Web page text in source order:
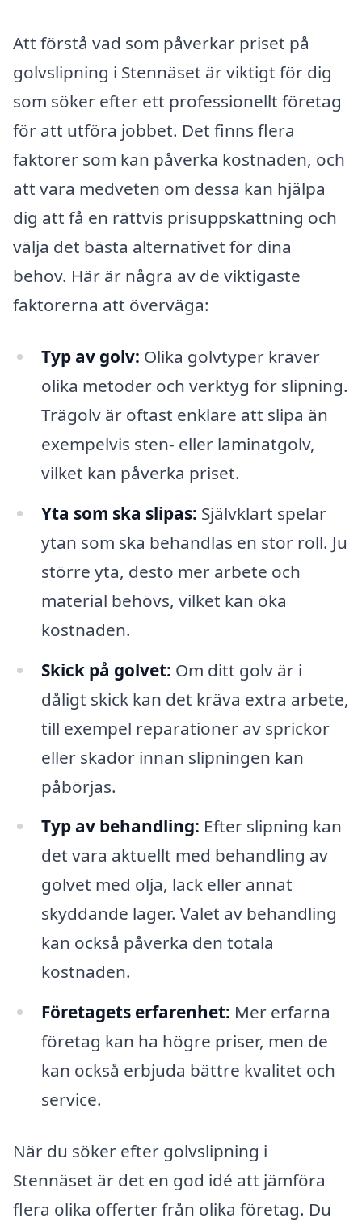
Att förstå vad som påverkar priset på
golvslipning i Stennäset är viktigt för dig
som söker efter ett professionellt företag
för att utföra jobbet. Det finns flera
faktorer som kan påverka kostnaden, och
att vara medveten om dessa kan hjälpa
dig att få en rättvis prisuppskattning och
välja det bästa alternativet för dina
behov. Här är några av de viktigaste
faktorerna att överväga:
Typ av golv: Olika golvtyper kräver
olika metoder och verktyg för slipning.
Trägolv är oftast enklare att slipa än
exempelvis sten- eller laminatgolv,
vilket kan påverka priset.
Yta som ska slipas: Självklart spelar
ytan som ska behandlas en stor roll. Ju
större yta, desto mer arbete och
material behövs, vilket kan öka
kostnaden.
Skick på golvet: Om ditt golv är i
dåligt skick kan det kräva extra arbete,
till exempel reparationer av sprickor
eller skador innan slipningen kan
påbörjas.
Typ av behandling: Efter slipning kan
det vara aktuellt med behandling av
golvet med olja, lack eller annat
skyddande lager. Valet av behandling
kan också påverka den totala
kostnaden.
Företagets erfarenhet: Mer erfarna
företag kan ha högre priser, men de
kan också erbjuda bättre kvalitet och
service.
När du söker efter golvslipning i
Stennäset är det en god idé att jämföra
flera olika offerter från olika företag. Du